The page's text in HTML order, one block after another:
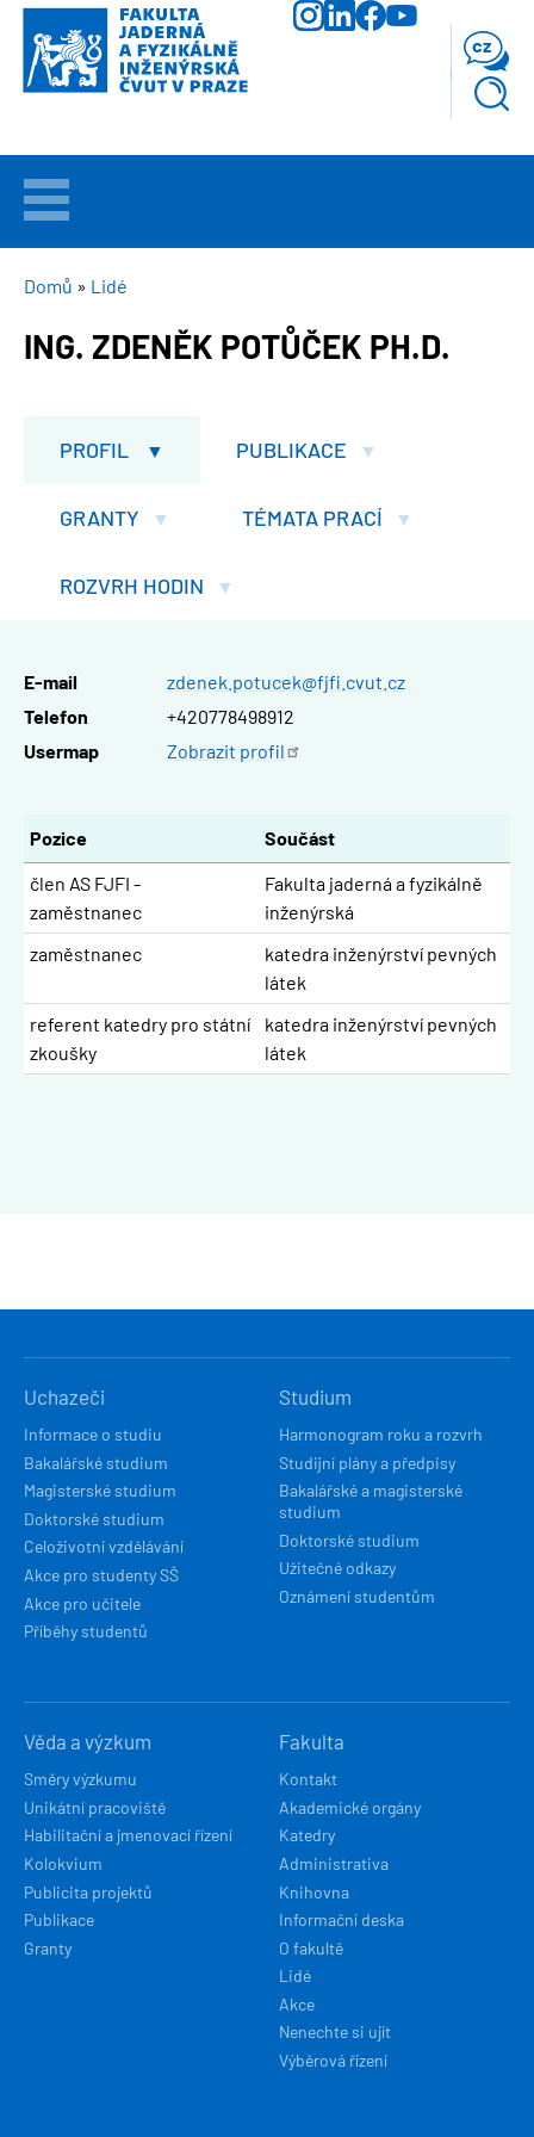
Přejít
hlavnímu
obsahu
VÍTEJTE
UCHAZEČI
STUDIUM
VÝZKUM
FAKULTA
cz
DROBEČKOVÁ
Domů Lidé
ING. ZDENĚK POTŮČEK PH.D.
PROFIL PUBLIKACE
GRANTY TÉMATA PRACÍ
ROZVRH HODIN
E-mail
zdenek.potucek@fjfi.cvut.cz
Telefon
+420778498912
Usermap
Zobrazit profil
Pozice
Součást
člen AS FJFI -
zaměstnanec
Fakulta jaderná a fyzikálně
inženýrská
zaměstnanec
katedra inženýrství pevných
látek
referent katedry pro státní
zkoušky
katedra inženýrství pevných
látek
NAVIGACE
Uchazeči
Informace o studiu
Bakalářské studium
Magisterské studium
Doktorské studium
Celoživotní vzdělávání
Akce pro studenty SŠ
Akce pro učitele
Příběhy studentů
Studium
Harmonogram roku a rozvrh
Studijní plány a předpisy
Bakalářské a magisterské
studium
Doktorské studium
Užitečné odkazy
Oznámení studentům
Věda a výzkum
Směry výzkumu
Unikátní pracoviště
Habilitační a jmenovací řízení
Kolokvium
Publicita projektů
Publikace
Granty
Fakulta
Kontakt
Akademické orgány
Katedry
Administrativa
Knihovna
Informační deska
O fakultě
Lidé
Akce
Nenechte si ujít
Výběrová řízení